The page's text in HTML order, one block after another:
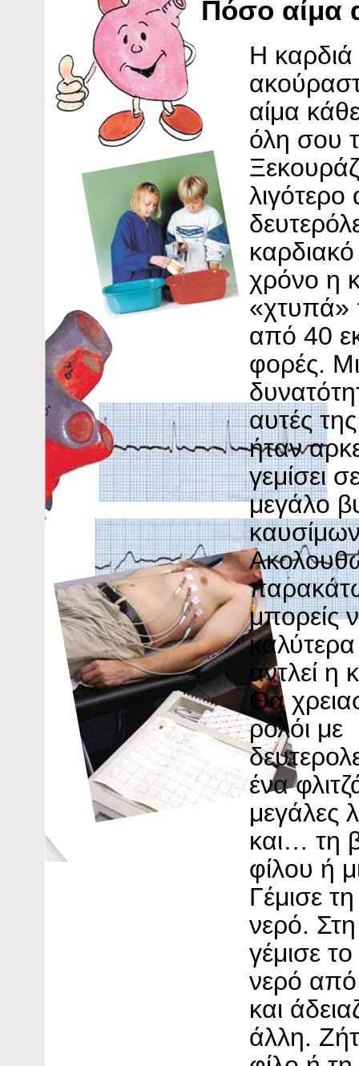
Πόσο αίμα
Η καρδιά
αίμα
όλη σου
χρόνο η
«χτυπά»
από 40
φορές.
αυτές
ήταν
γεμίσει
μεγάλο
μπορείς
αντλεί η
Θα
ρολόι με
ένα
μεγάλες
και… τη
φίλου ή
Γέμισε
νερό.
γέμισε το
νερό από
και
άλλη.